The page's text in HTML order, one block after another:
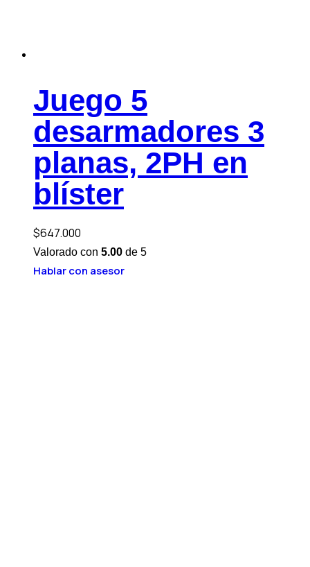
Juego 5
desarmadores 3
planas, 2PH en
blíster
$647.000
Valorado con 5.00 de 5
Hablar con asesor